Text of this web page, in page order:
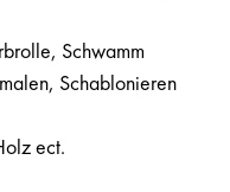
Schwamm
Schablonieren
ect.